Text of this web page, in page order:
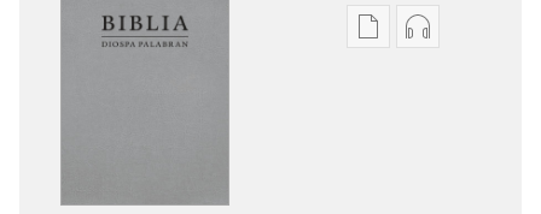
Publicacionta
Grabasqata